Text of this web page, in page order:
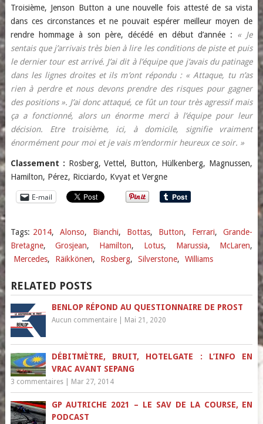
Troisième, Jenson Button a une nouvelle fois attesté de sa vista
dans ces circonstances et ne pouvait espérer meilleur moyen de
rendre hommage à son père, décédé en début d’année : « Je
sentais que j’arrivais très bien à lire les conditions de piste et puis
le dernier tour est arrivé. J’ai dit à l’équipe que j’avais du patinage
dans les lignes droites et ils m’ont répondu : « Attaque, tu n’as
rien à perdre et nous devons prendre des risques pour gagner
des positions ». J’ai donc attaqué, ce fût un tour très agressif mais
ça a fonctionné, alors un énorme merci à l’équipe pour leur
décision. Etre troisième, ici, à domicile, signifie vraiment
énormément pour moi et je vais m’endormir heureux ce soir. »
Classement : Rosberg, Vettel, Button, Hülkenberg, Magnussen,
Hamilton, Pérez, Ricciardo, Kvyat et Vergne
E-mail
Tags: 2014, Alonso, Bianchi, Bottas, Button, Ferrari,
Grande-
Bretagne, Grosjean, Hamilton, Lotus, Marussia, McLaren,
Mercedes, Räikkönen, Rosberg, Silverstone, Williams
RELATED POSTS
BENLOP RÉPOND AU QUESTIONNAIRE DE PROST
Aucun commentaire| Mai 21, 2020
DÉBITMÈTRE, BRUIT, HOTELGATE : L’INFO EN
VRAC AVANT SEPANG
3 commentaires| Mar 27, 2014
GP AUTRICHE 2021 – LE SAV DE LA COURSE, EN
PODCAST